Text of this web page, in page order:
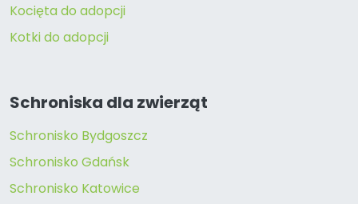
Kocięta do adopcji
Kotki do adopcji
Schroniska dla zwierząt
Schronisko Bydgoszcz
Schronisko Gdańsk
Schronisko Katowice